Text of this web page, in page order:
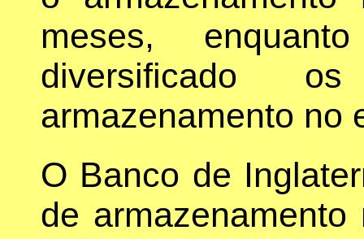
meses,
diversificado
armazenamento no
O Banco de
de